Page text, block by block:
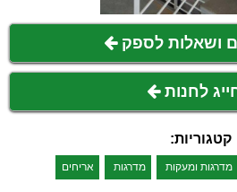
ושאלות לספק
לחנות
קטגוריות:
מדרגות ומעקות מדרגות אריחים